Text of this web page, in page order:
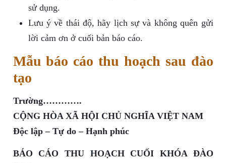
sử dụng.
Lưu ý về thái độ, hãy lịch sự và không quên gửi
lời cảm ơn ở cuối bản báo cáo.
Mẫu báo cáo thu hoạch sau đào
tạo
Trường………….
CỘNG HÒA XÃ HỘI CHỦ NGHĨA VIỆT NAM
Độc lập – Tự do – Hạnh phúc
BÁO CÁO THU HOẠCH CUỐI KHÓA ĐÀO